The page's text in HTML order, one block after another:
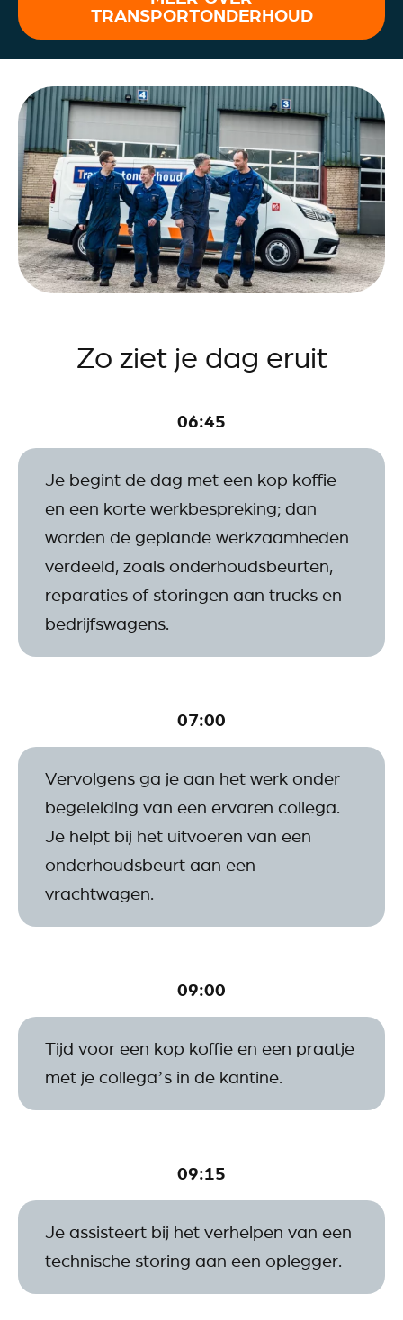
TRANSPORTONDERHOUD
Zo ziet je dag eruit
06:45
Je begint de dag met een kop koffie
en een korte werkbespreking; dan
worden de geplande werkzaamheden
verdeeld, zoals onderhoudsbeurten,
reparaties of storingen aan trucks en
bedrijfswagens.
07:00
Vervolgens ga je aan het werk onder
begeleiding van een ervaren collega.
Je helpt bij het uitvoeren van een
onderhoudsbeurt aan een
vrachtwagen.
09:00
Tijd voor een kop koffie en een praatje
met je collega’s in de kantine.
09:15
Je assisteert bij het verhelpen van een
technische storing aan een oplegger.